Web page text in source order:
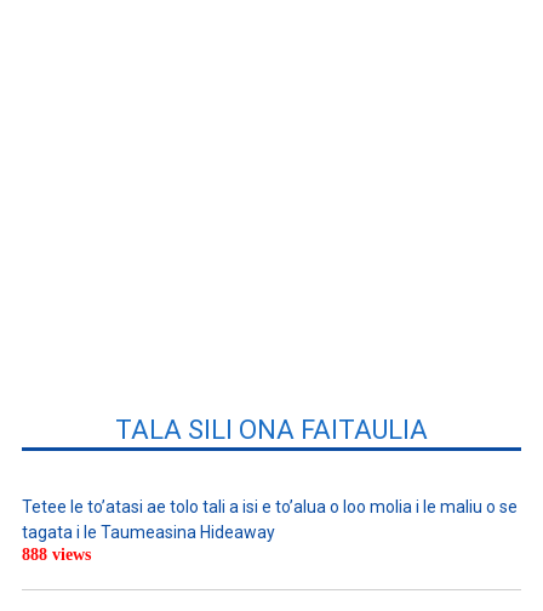
TALA SILI ONA FAITAULIA
Tetee le to’atasi ae tolo tali a isi e to’alua o loo molia i le maliu o se
tagata i le Taumeasina Hideaway
888 views